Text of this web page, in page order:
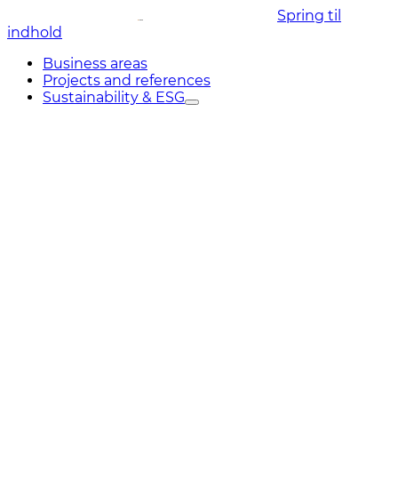
Spring til
indhold
Business areas
Projects and references
Sustainability & ESG